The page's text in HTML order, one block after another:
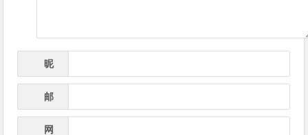
昵
*
邮
*
网